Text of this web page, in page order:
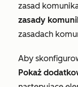
zasad
zasady
zasadach
Aby
Pokaż